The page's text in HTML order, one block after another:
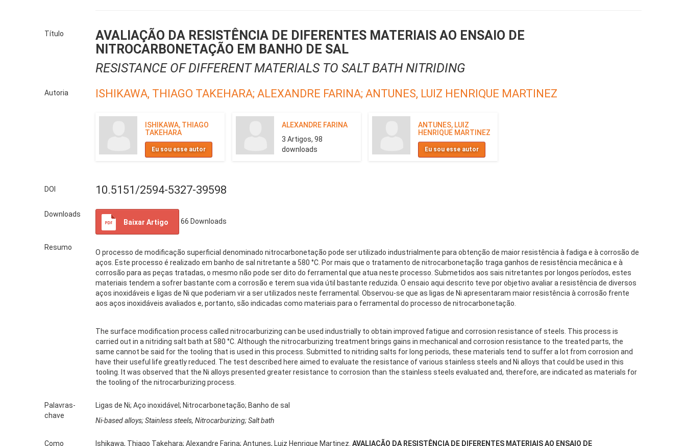
Título
AVALIAÇÃO DA RESISTÊNCIA DE DIFERENTES MATERIAIS AO ENSAIO DE
NITROCARBONETAÇÃO EM BANHO DE SAL
RESISTANCE OF DIFFERENT MATERIALS TO SALT BATH NITRIDING
Autoria ISHIKAWA, THIAGO TAKEHARA; ALEXANDRE FARINA; ANTUNES, LUIZ HENRIQUE MARTINEZ
ISHIKAWA, THIAGO
TAKEHARA
Eu sou esse autor
ALEXANDRE FARINA
3 Artigos, 98
downloads
ANTUNES, LUIZ
HENRIQUE MARTINEZ
Eu sou esse autor
DOI 10.5151/2594-5327-39598
Downloads
Baixar Artigo
66 Downloads
Resumo
O processo de modificação superficial denominado nitrocarbonetação pode ser utilizado industrialmente para obtenção de maior resistência à fadiga e à corrosão de
aços. Este processo é realizado em banho de sal nitretante a 580 °C. Por mais que o tratamento de nitrocarbonetação traga ganhos de resistência mecânica e à
corrosão para as peças tratadas, o mesmo não pode ser dito do ferramental que atua neste processo. Submetidos aos sais nitretantes por longos períodos, estes
materiais tendem a sofrer bastante com a corrosão e terem sua vida útil bastante reduzida. O ensaio aqui descrito teve por objetivo avaliar a resistência de diversos
aços inoxidáveis e ligas de Ni que poderiam vir a ser utilizados neste ferramental. Observou-se que as ligas de Ni apresentaram maior resistência à corrosão frente
aos aços inoxidáveis avaliados e, portanto, são indicadas como materiais para o ferramental do processo de nitrocarbonetação.
The surface modification process called nitrocarburizing can be used industrially to obtain improved fatigue and corrosion resistance of steels. This process is
carried out in a nitriding salt bath at 580 °C. Although the nitrocarburizing treatment brings gains in mechanical and corrosion resistance to the treated parts, the
same cannot be said for the tooling that is used in this process. Submitted to nitriding salts for long periods, these materials tend to suffer a lot from corrosion and
have their useful life greatly reduced. The test described here aimed to evaluate the resistance of various stainless steels and Ni alloys that could be used in this
tooling. It was observed that the Ni alloys presented greater resistance to corrosion than the stainless steels evaluated and, therefore, are indicated as materials for
the tooling of the nitrocarburizing process.
Palavras-
chave
Ligas de Ni; Aço inoxidável; Nitrocarbonetação; Banho de sal
Ni-based alloys; Stainless steels, Nitrocarburizing; Salt bath
Como Ishikawa, Thiago Takehara; Alexandre Farina; Antunes, Luiz Henrique Martinez. AVALIAÇÃO DA RESISTÊNCIA DE DIFERENTES MATERIAIS AO ENSAIO DE